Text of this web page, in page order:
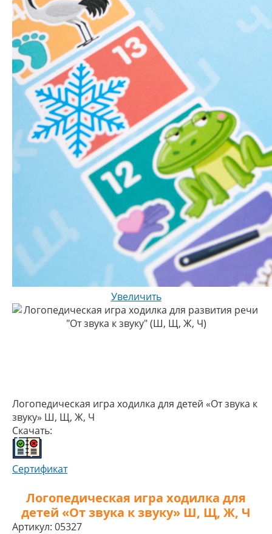
Увеличить
Логопедическая игра ходилка для детей «От звука к
звуку» Ш, Щ, Ж, Ч
Скачать:
Сертификат
Логопедическая игра ходилка для
детей «От звука к звуку» Ш, Щ, Ж, Ч
Артикул: 05327